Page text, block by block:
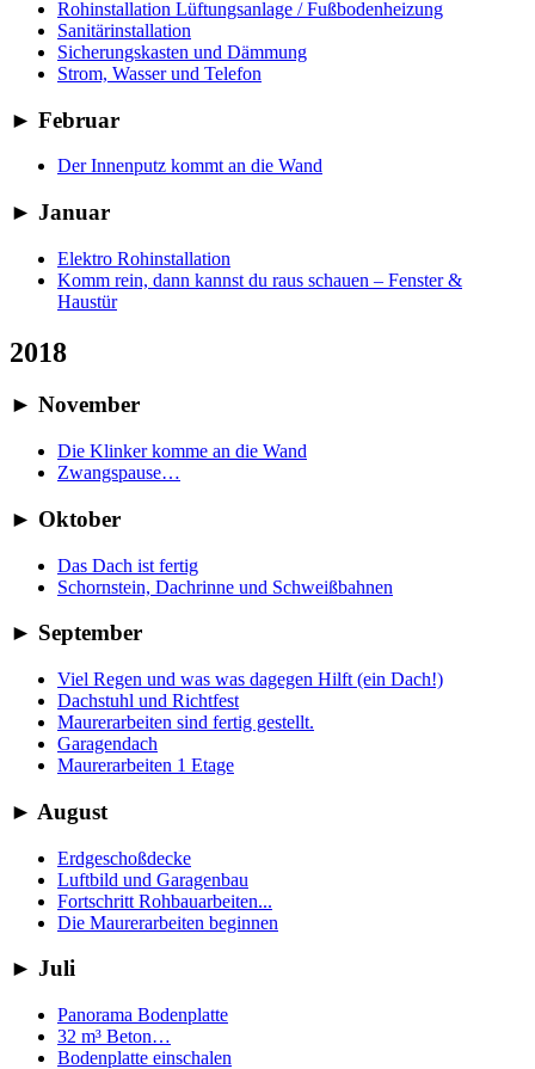
Rohinstallation Lüftungsanlage / Fußbodenheizung
Sanitärinstallation
Sicherungskasten und Dämmung
Strom, Wasser und Telefon
► Februar
Der Innenputz kommt an die Wand
► Januar
Elektro Rohinstallation
Komm rein, dann kannst du raus schauen – Fenster &
Haustür
2018
► November
Die Klinker komme an die Wand
Zwangspause…
► Oktober
Das Dach ist fertig
Schornstein, Dachrinne und Schweißbahnen
► September
Viel Regen und was was dagegen Hilft (ein Dach!)
Dachstuhl und Richtfest
Maurerarbeiten sind fertig gestellt.
Garagendach
Maurerarbeiten 1 Etage
► August
Erdgeschoßdecke
Luftbild und Garagenbau
Fortschritt Rohbauarbeiten...
Die Maurerarbeiten beginnen
► Juli
Panorama Bodenplatte
32 m³ Beton…
Bodenplatte einschalen